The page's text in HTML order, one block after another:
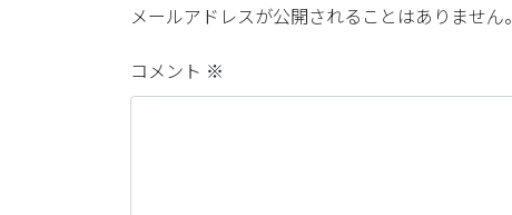
メールアドレスが公開されることはありません。
コメント ※